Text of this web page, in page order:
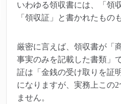
いわゆる領収書には、「領
「領収証」と書かれたもの
厳密に言えば、領収書が「
事実のみを記載した書類」
証は「金銭の受け取りを証
になりますが、実務上この
ません。